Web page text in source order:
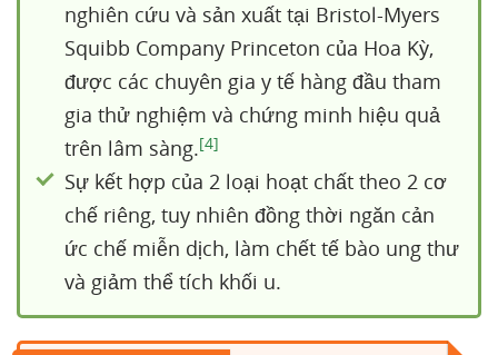
nghiên cứu và sản xuất tại Bristol-Myers
Squibb Company Princeton của Hoa Kỳ,
được các chuyên gia y tế hàng đầu tham
gia thử nghiệm và chứng minh hiệu quả
trên lâm sàng.[4]
Sự kết hợp của 2 loại hoạt chất theo 2 cơ
chế riêng, tuy nhiên đồng thời ngăn cản
ức chế miễn dịch, làm chết tế bào ung thư
và giảm thể tích khối u.